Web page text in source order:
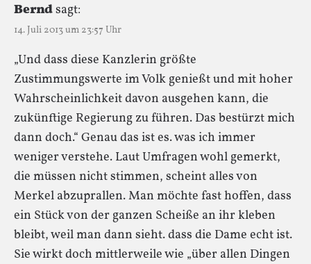
Berndsagt:
14. Juli 2013 um 23:57 Uhr
„Und dass diese Kanzlerin größte
Zustimmungswerte im Volk genießt und mit hoher
Wahrscheinlichkeit davon ausgehen kann, die
zukünftige Regierung zu führen. Das bestürzt mich
dann doch.“ Genau das ist es. was ich immer
weniger verstehe. Laut Umfragen wohl gemerkt,
die müssen nicht stimmen, scheint alles von
Merkel abzuprallen. Man möchte fast hoffen, dass
ein Stück von der ganzen Scheiße an ihr kleben
bleibt, weil man dann sieht. dass die Dame echt ist.
Sie wirkt doch mittlerweile wie „über allen Dingen